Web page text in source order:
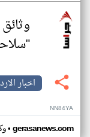
اخبار
NN84YA
• gerasanews.com